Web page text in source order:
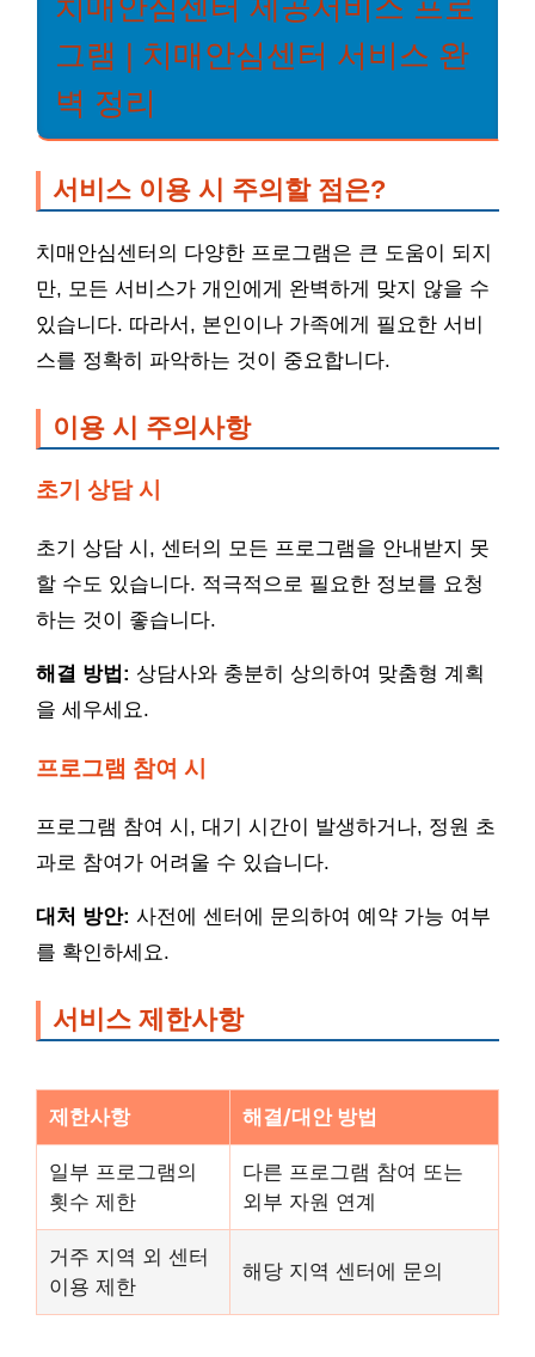
치매안심센터 제공서비스 프로
그램 | 치매안심센터 서비스 완
벽 정리
서비스 이용 시 주의할 점은?
치매안심센터의 다양한 프로그램은 큰 도움이 되지
만, 모든 서비스가 개인에게 완벽하게 맞지 않을 수
있습니다. 따라서, 본인이나 가족에게 필요한 서비
스를 정확히 파악하는 것이 중요합니다.
이용 시 주의사항
초기 상담 시
초기 상담 시, 센터의 모든 프로그램을 안내받지 못
할 수도 있습니다. 적극적으로 필요한 정보를 요청
하는 것이 좋습니다.
해결 방법: 상담사와 충분히 상의하여 맞춤형 계획
을 세우세요.
프로그램 참여 시
프로그램 참여 시, 대기 시간이 발생하거나, 정원 초
과로 참여가 어려울 수 있습니다.
대처 방안: 사전에 센터에 문의하여 예약 가능 여부
를 확인하세요.
서비스 제한사항
제한사항 해결/대안 방법
일부 프로그램의
횟수 제한
다른 프로그램 참여 또는
외부 자원 연계
거주 지역 외 센터
이용 제한
해당 지역 센터에 문의